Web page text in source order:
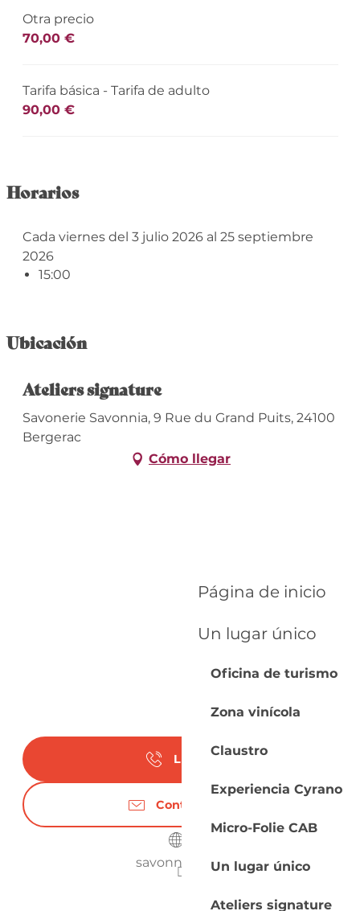
Página de inicio
Un lugar único
Oficina de turismo
Zona vinícola
Claustro
Experiencia Cyrano
Micro-Folie CAB
Un lugar único
Ateliers signature
Otra precio
70,00 €
Tarifa básica - Tarifa de adulto
90,00 €
Horarios
Cada viernes del 3 julio 2026 al 25 septiembre
2026
15:00
Ubicación
Ateliers signature
Savonerie Savonnia, 9 Rue du Grand Puits, 24100
Bergerac
Cómo llegar
Llamar
Contáctenos
savonnia.com